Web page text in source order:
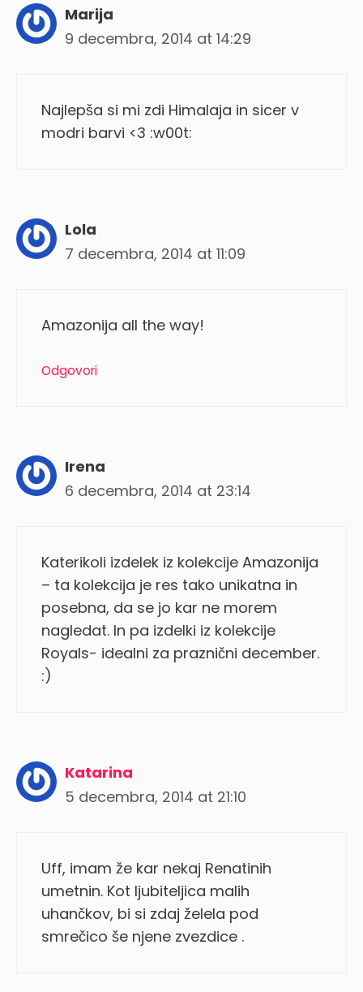
Marija
9 decembra, 2014 at 14:29
Najlepša si mi zdi Himalaja in sicer v
modri barvi <3 :w00t:
Lola
7 decembra, 2014 at 11:09
Amazonija all the way!
Odgovori
Irena
6 decembra, 2014 at 23:14
Katerikoli izdelek iz kolekcije Amazonija
– ta kolekcija je res tako unikatna in
posebna, da se jo kar ne morem
nagledat. In pa izdelki iz kolekcije
Royals- idealni za praznični december.
:)
Katarina
5 decembra, 2014 at 21:10
Uff, imam že kar nekaj Renatinih
umetnin. Kot ljubiteljica malih
uhančkov, bi si zdaj želela pod
smrečico še njene zvezdice .